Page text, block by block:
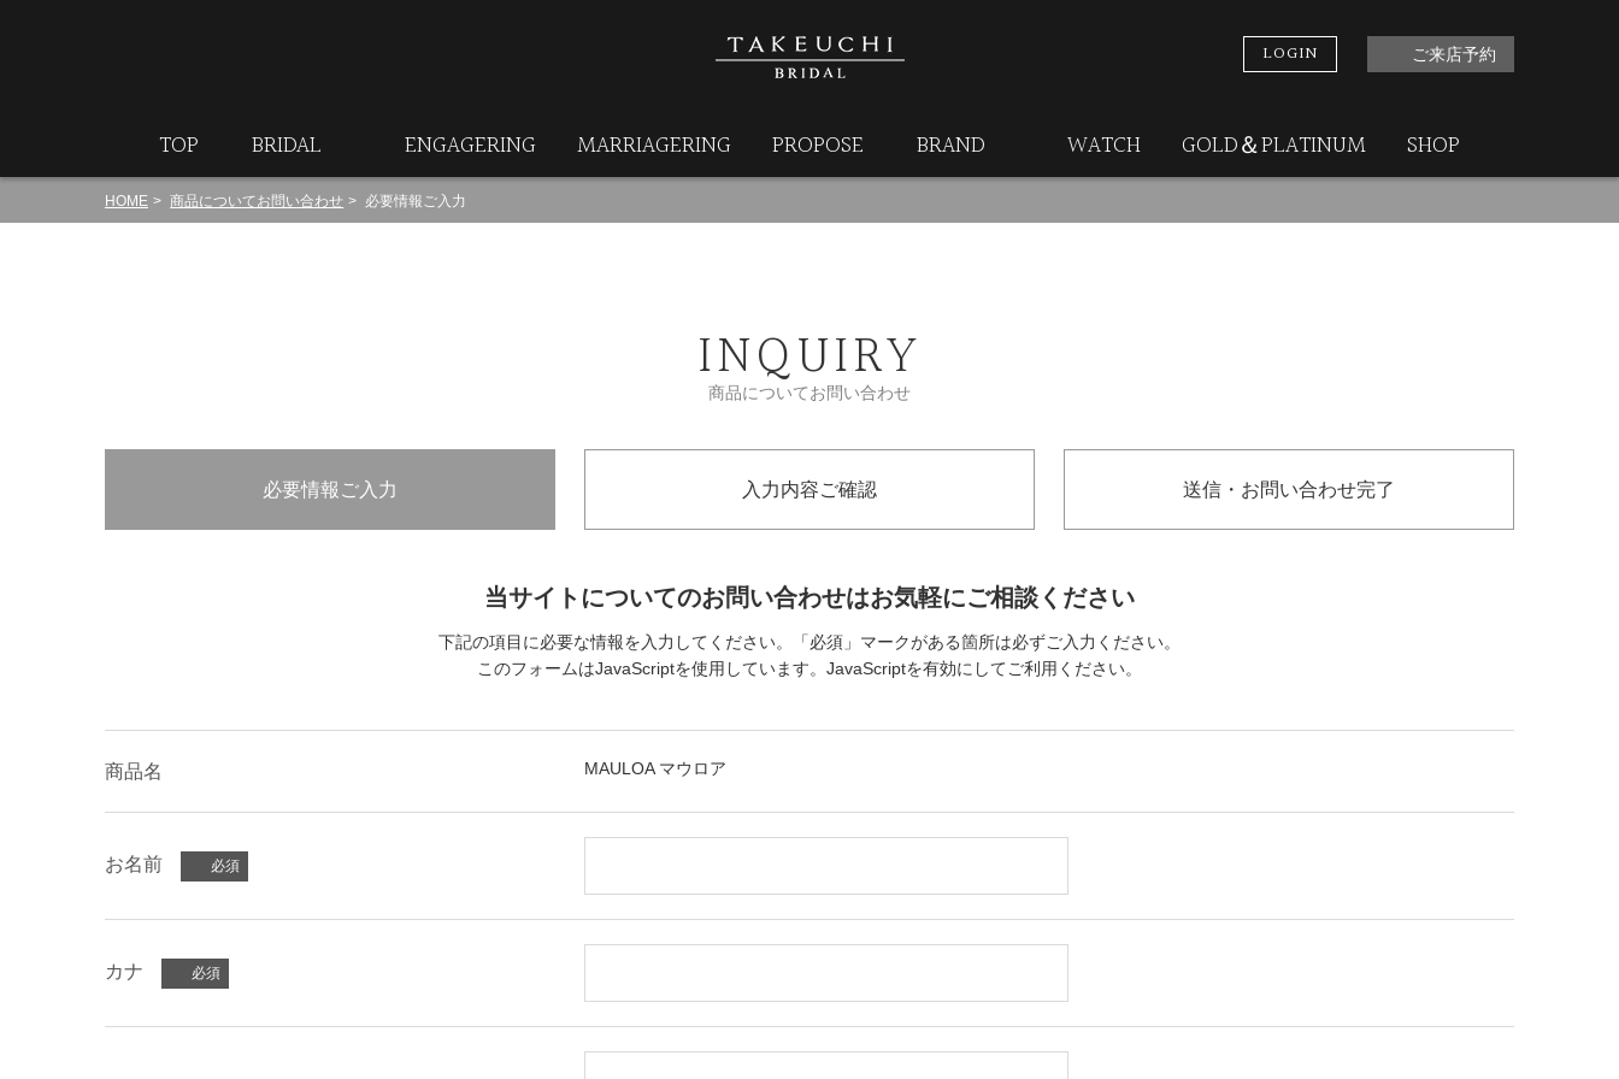
LOGIN ご来店予約
TOP BRIDAL ENGAGERING MARRIAGERING PROPOSE BRAND WATCH GOLD＆PLATINUM SHOP
HOME 商品についてお問い合わせ 必要情報ご入力
INQUIRY
商品についてお問い合わせ
必要情報ご入力 入力内容ご確認 送信・お問い合わせ完了
当サイトについてのお問い合わせはお気軽にご相談ください
下記の項目に必要な情報を入力してください。「必須」マークがある箇所は必ずご入力ください。
このフォームはJavaScriptを使用しています。JavaScriptを有効にしてご利用ください。
商品名 MAULOA マウロア
お名前
カナ